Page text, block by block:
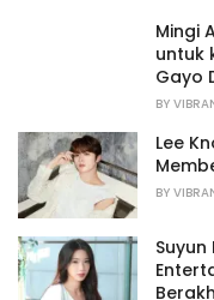
Mingi
untuk
Gayo
BY
Lee
BY